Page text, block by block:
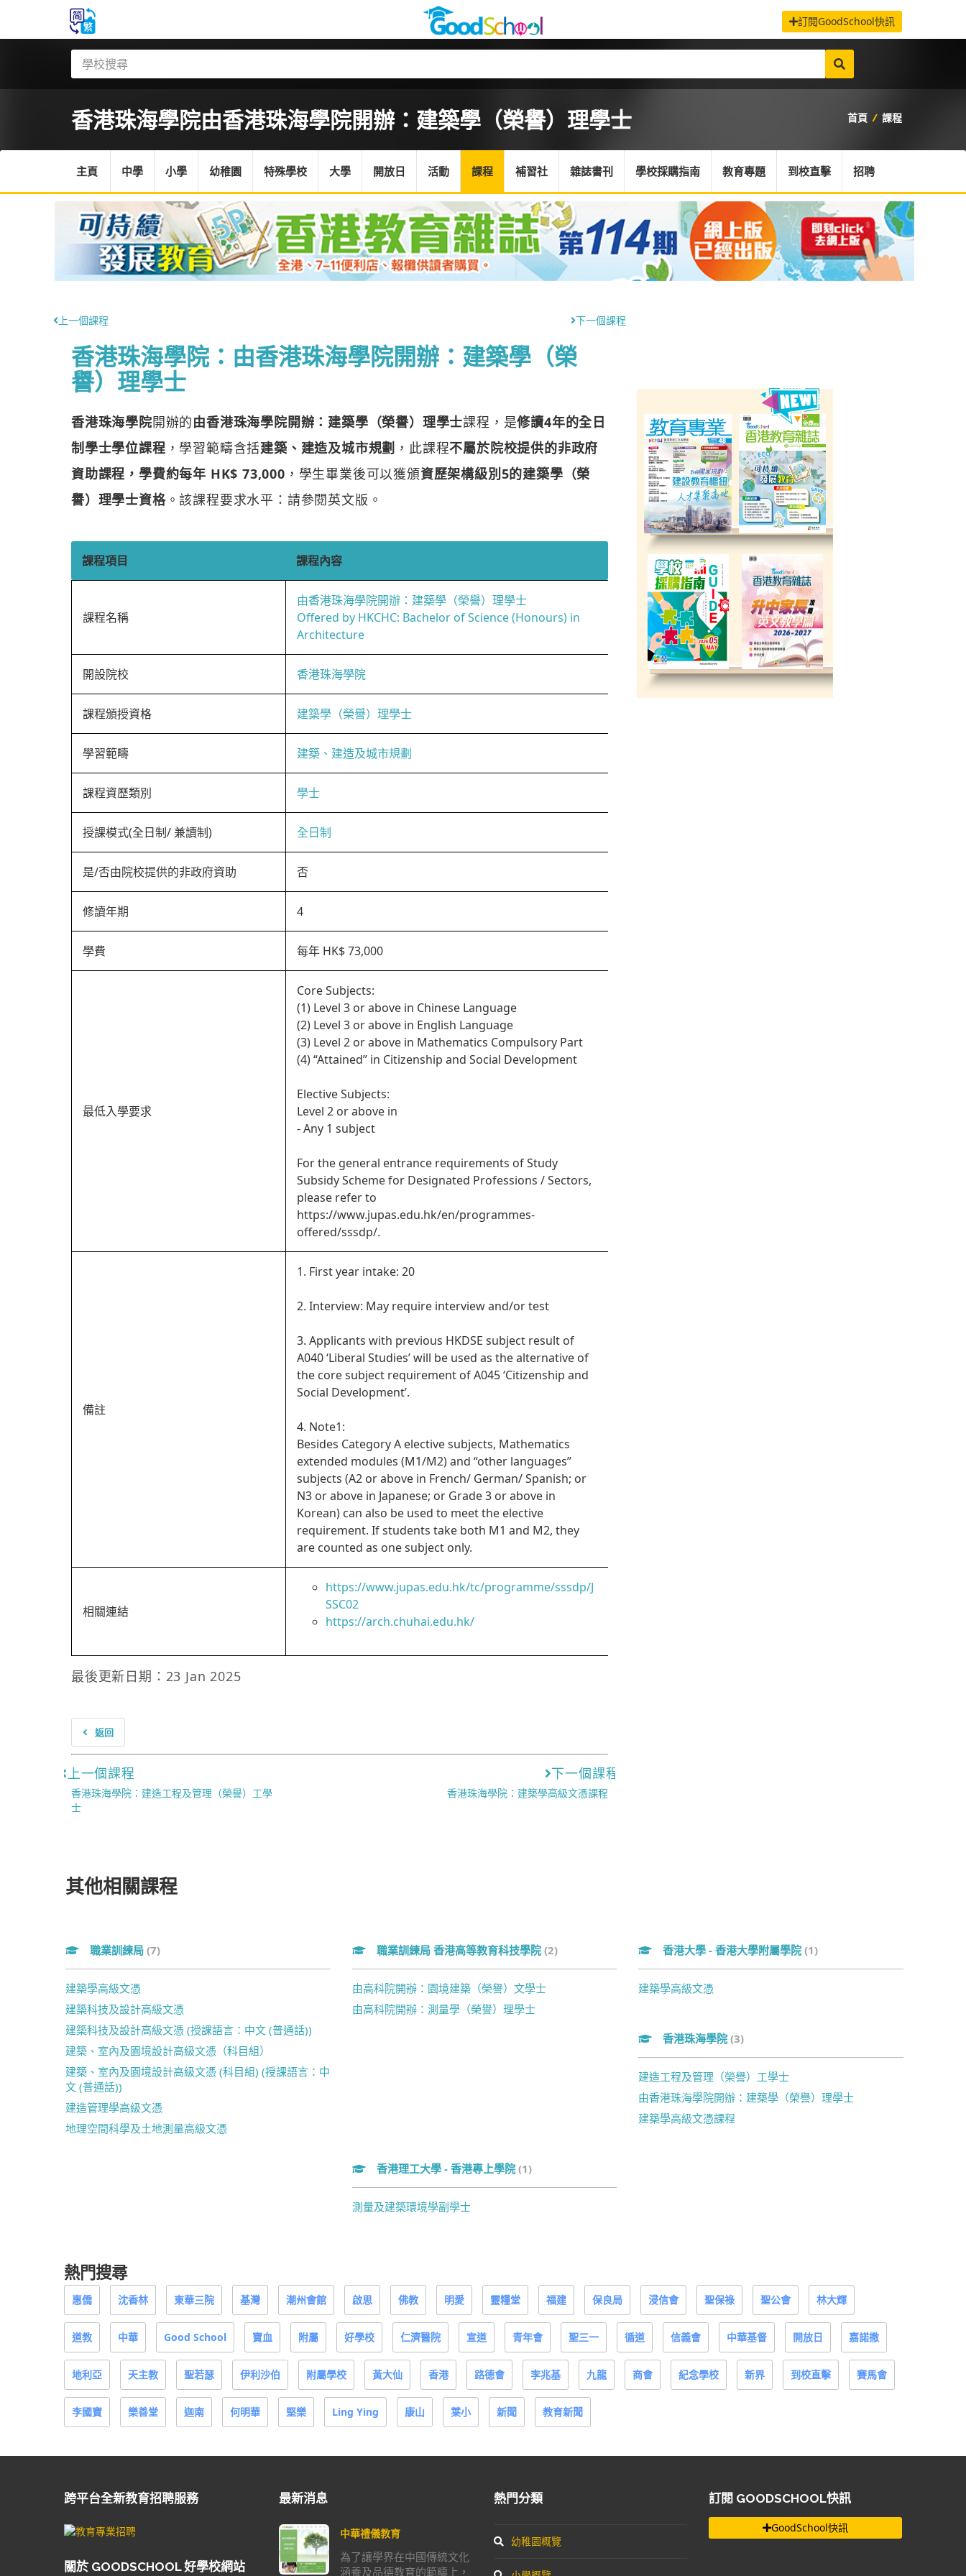
訂閱GoodSchool快訊
香港珠海學院由香港珠海學院開辦：建築學（榮譽）理學士 首頁 / 課程
主頁 中學 小學 幼稚園 特殊學校 大學 開放日 活動 課程 補習社 雜誌書刊 學校採購指南 教育專題 到校直擊 招聘
上一個課程 下一個課程
香港珠海學院：由香港珠海學院開辦：建築學（榮
譽）理學士
香港珠海學院開辦的由香港珠海學院開辦：建築學（榮譽）理學士課程，是修讀4年的全日
制學士學位課程 ，學習範疇含括建築、建造及城市規劃 ，此課程不屬於院校提供的非政府
資助課程，學費約每年 HK$ 73,000 ，學生畢業後可以獲頒資歷架構級別5的建築學（榮
譽）理學士資格。該課程要求水平：請參閱英文版。
課程項目 課程內容
課程名稱
由香港珠海學院開辦：建築學（榮譽）理學士
Offered by HKCHC: Bachelor of Science (Honours) in
Architecture
開設院校 香港珠海學院
課程頒授資格 建築學（榮譽）理學士
學習範疇 建築、建造及城市規劃
課程資歷類別 學士
授課模式(全日制/ 兼讀制) 全日制
是/否由院校提供的非政府資助 否
修讀年期 4
學費 每年 HK$ 73,000
最低入學要求
Core Subjects:
(1) Level 3 or above in Chinese Language
(2) Level 3 or above in English Language
(3) Level 2 or above in Mathematics Compulsory Part
(4) “Attained” in Citizenship and Social Development
Elective Subjects:
Level 2 or above in
- Any 1 subject
For the general entrance requirements of Study
Subsidy Scheme for Designated Professions / Sectors,
please refer to
https://www.jupas.edu.hk/en/programmes-
offered/sssdp/.
備註
1. First year intake: 20
2. Interview: May require interview and/or test
3. Applicants with previous HKDSE subject result of
A040 ‘Liberal Studies’ will be used as the alternative of
the core subject requirement of A045 ‘Citizenship and
Social Development’.
4. Note1:
Besides Category A elective subjects, Mathematics
extended modules (M1/M2) and “other languages”
subjects (A2 or above in French/ German/ Spanish; or
N3 or above in Japanese; or Grade 3 or above in
Korean) can also be used to meet the elective
requirement. If students take both M1 and M2, they
are counted as one subject only.
相關連結
https://www.jupas.edu.hk/tc/programme/sssdp/J
SSC02
https://arch.chuhai.edu.hk/
最後更新日期：23 Jan 2025
返回
上一個課程
香港珠海學院：建造工程及管理（榮譽）工學
士
下一個課程
香港珠海學院：建築學高級文憑課程
其他相關課程
職業訓練局 (7)
建築學高級文憑
建築科技及設計高級文憑
建築科技及設計高級文憑 (授課語言：中文 (普通話))
建築、室內及園境設計高級文憑（科目組）
建築、室內及園境設計高級文憑 (科目組) (授課語言：中
文 (普通話))
建造管理學高級文憑
地理空間科學及土地測量高級文憑
職業訓練局 香港高等教育科技學院 (2)
由高科院開辦：園境建築（榮譽）文學士
由高科院開辦：測量學（榮譽）理學士
香港大學 - 香港大學附屬學院(1)
建築學高級文憑
香港珠海學院(3)
建造工程及管理（榮譽）工學士
由香港珠海學院開辦：建築學（榮譽）理學士
建築學高級文憑課程
香港理工大學 - 香港專上學院 (1)
測量及建築環境學副學士
熱門搜尋
惠僑 沈香林 東華三院 基灣 潮州會館 啟思 佛教 明愛 靈糧堂 福建 保良局 浸信會 聖保祿 聖公會 林大輝
道教 中華 Good School 寶血 附屬 好學校 仁濟醫院 宣道 青年會 聖三一 循道 信義會 中華基督 開放日 嘉諾撒
地利亞 天主教 聖若瑟 伊利沙伯 附屬學校 黃大仙 香港 路德會 李兆基 九龍 商會 紀念學校 新界 到校直擊 賽馬會
李國寶 樂善堂 迦南 何明華 堅樂 Ling Ying 康山 葉小 新聞 教育新聞
跨平台全新教育招聘服務
關於 GOODSCHOOL 好學校網站
最新消息
中華禮儀教育
為了讓學界在中國傳統文化
涵養及品德教育的範疇上，
熱門分類
幼稚園概覽
訂閱 GOODSCHOOL快訊
GoodSchool快訊